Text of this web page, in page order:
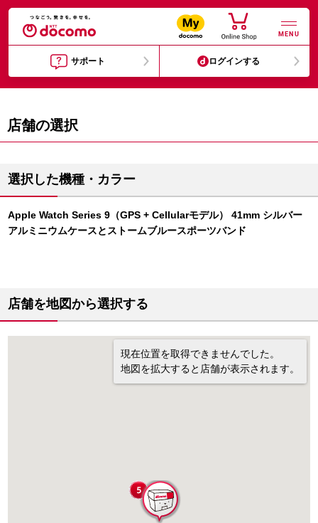
MENU
サポート ログインする
店舗の選択
選択した機種・カラー
Apple Watch Series 9（GPS + Cellularモデル） 41mm シルバー
アルミニウムケースとストームブルースポーツバンド
店舗を地図から選択する
現在位置を取得できませんでした。
地図を拡大すると店舗が表示されます。